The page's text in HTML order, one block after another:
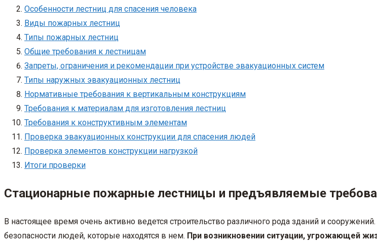
Особенности лестниц для спасения человека
Виды пожарных лестниц
Типы пожарных лестниц
Общие требования к лестницам
Запреты, ограничения и рекомендации при устройстве эвакуационных систем
Типы наружных эвакуационных лестниц
Нормативные требования к вертикальным конструкциям
Требования к материалам для изготовления лестниц
Требования к конструктивным элементам
Проверка эвакуационных конструкции для спасения людей
Проверка элементов конструкции нагрузкой
Итоги проверки
Стационарные пожарные лестницы и предъявляемые
В настоящее время очень активно ведется строительство различного рода зданий и
безопасности людей, которые находятся в нем. При возникновении ситуации, угрожающей